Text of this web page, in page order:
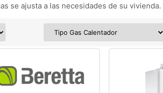
se ajusta a las necesidades de su vivienda.